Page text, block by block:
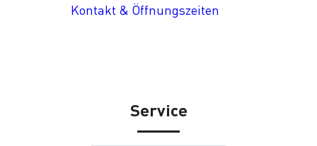
Kontakt & Öffnungszeiten
Service